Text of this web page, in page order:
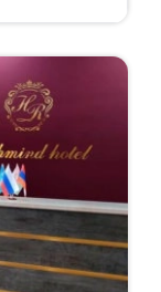
еды и
…